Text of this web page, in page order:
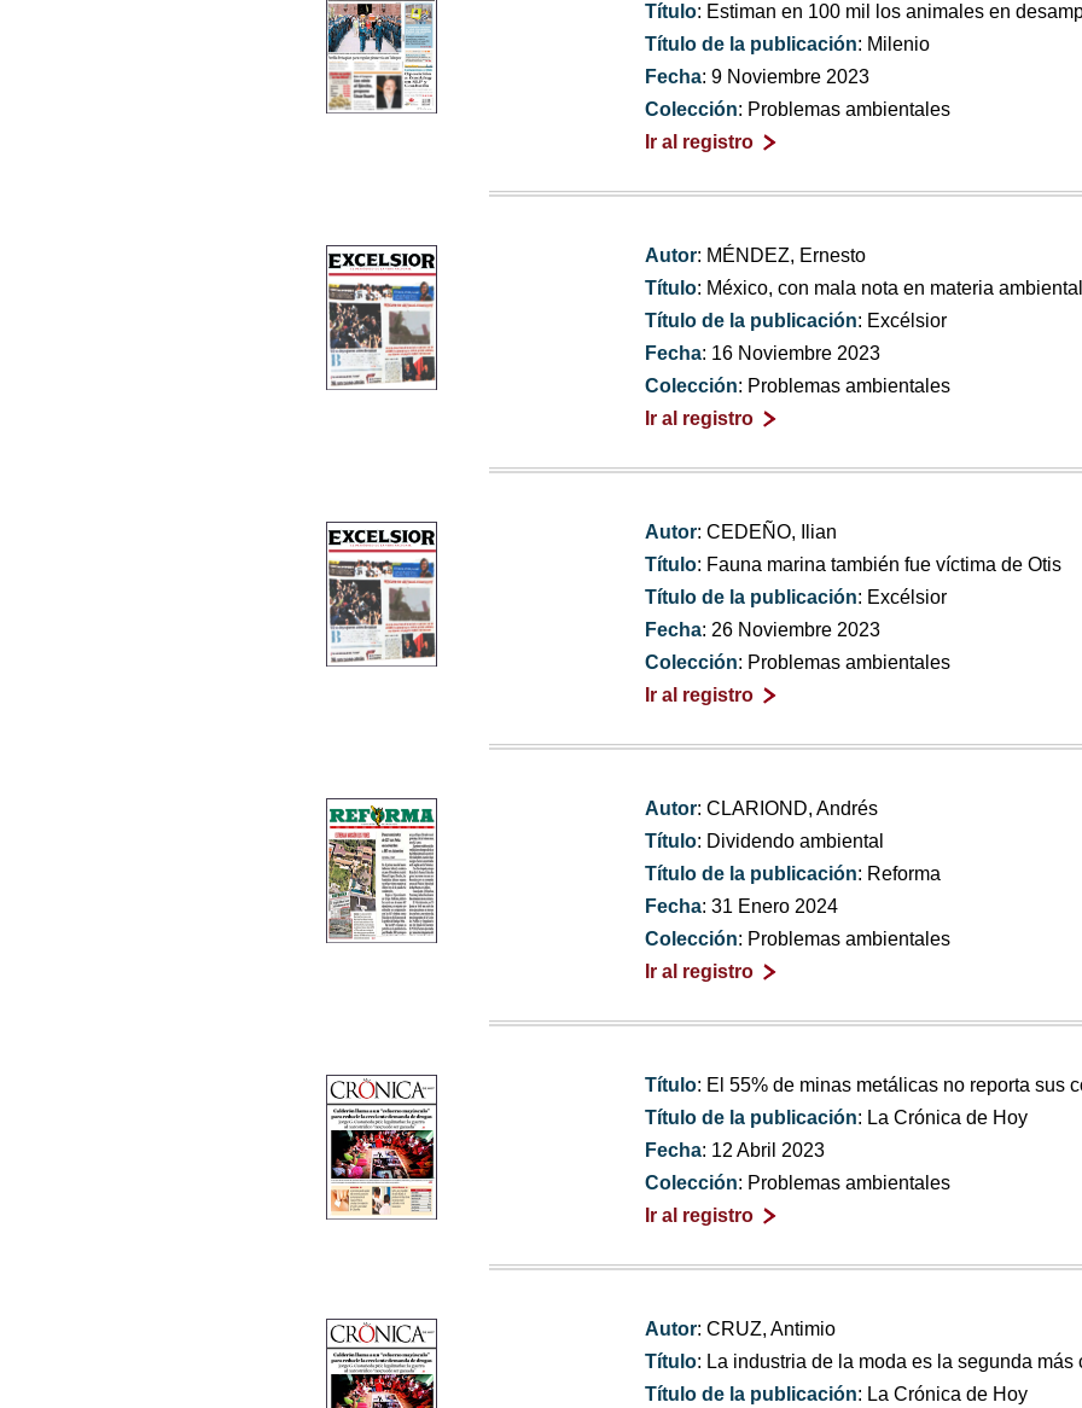
Título: Estiman en 100 mil los animales en
Título de la publicación: Milenio
Fecha: 9 Noviembre 2023
Colección: Problemas ambientales
Ir al registro
Autor: MÉNDEZ, Ernesto
Título: México, con mala nota en materia ambiental
Título de la publicación: Excélsior
Fecha: 16 Noviembre 2023
Colección: Problemas ambientales
Ir al registro
Autor: CEDEÑO, Ilian
Título: Fauna marina también fue víctima de Otis
Título de la publicación: Excélsior
Fecha: 26 Noviembre 2023
Colección: Problemas ambientales
Ir al registro
Autor: CLARIOND, Andrés
Título: Dividendo ambiental
Título de la publicación: Reforma
Fecha: 31 Enero 2024
Colección: Problemas ambientales
Ir al registro
Título: El 55% de minas metálicas no reporta sus
Título de la publicación: La Crónica de Hoy
Fecha: 12 Abril 2023
Colección: Problemas ambientales
Ir al registro
Autor: CRUZ, Antimio
Título: La industria de la moda es la segunda
Título de la publicación: La Crónica de Hoy